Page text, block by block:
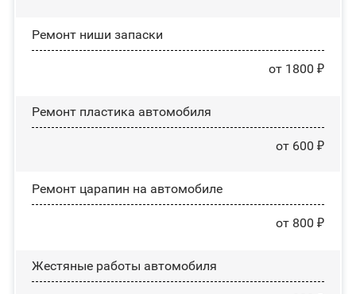
Ремонт ниши запаски
от 1800 ₽
Ремонт пластика автомобиля
от 600 ₽
Ремонт царапин на автомобиле
от 800 ₽
Жестяные работы автомобиля